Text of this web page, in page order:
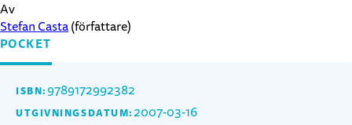
Av
Stefan Casta(författare)
POCKET
ISBN:9789172992382
UTGIVNINGSDATUM: 2007-03-16